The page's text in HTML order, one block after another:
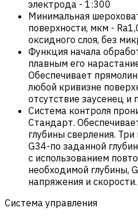
электрода - 1:300
Минимальная
поверхности, мкм -
оксидного слоя, без
Функция начала
плавным его
Обеспечивает
любой кривизне
отсутствие заусенец и
Система контроля
Стандарт.
глубины сверления.
G34-по заданной
с использованием
необходимой глубины,
напряжения и скорости.
Система управления